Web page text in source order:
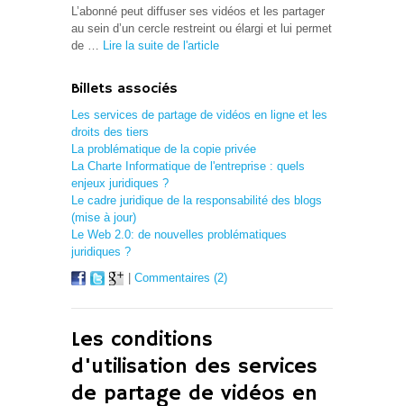
L’abonné peut diffuser ses vidéos et les partager
au sein d’un cercle restreint ou élargi et lui permet
de … Lire la suite de l'article
Billets associés
Les services de partage de vidéos en ligne et les
droits des tiers
La problématique de la copie privée
La Charte Informatique de l'entreprise : quels
enjeux juridiques ?
Le cadre juridique de la responsabilité des blogs
(mise à jour)
Le Web 2.0: de nouvelles problématiques
juridiques ?
Commentaires (2)
Les conditions
d'utilisation des services
de partage de vidéos en